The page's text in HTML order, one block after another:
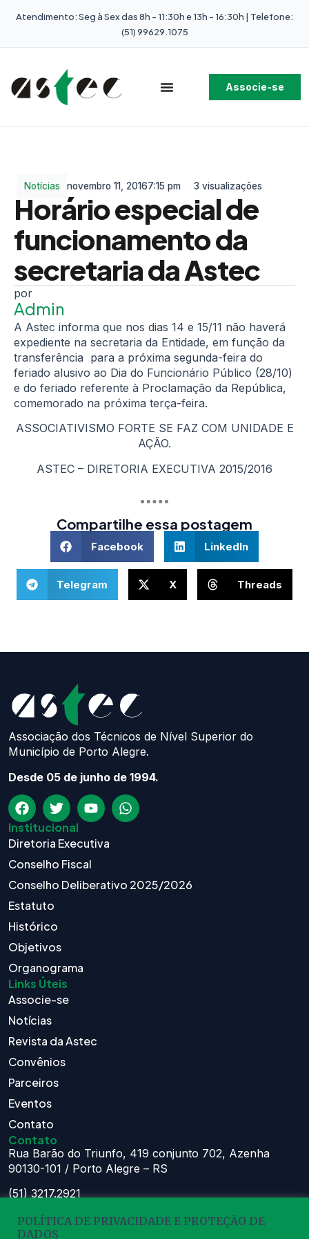
Atendimento: Seg à Sex das 8h - 11:30h e 13h - 16:30h | Telefone:
(51) 99629.1075
Associe-se
Notícias novembro 11, 20167:15 pm 3 visualizações
Horário especial de
funcionamento da
secretaria da Astec
Admin
A Astec informa que nos dias 14 e 15/11 não haverá
expediente na secretaria da Entidade, em função da
transferência para a próxima segunda-feira do
feriado alusivo ao Dia do Funcionário Público (28/10)
e do feriado referente à Proclamação da República,
comemorado na próxima terça-feira.
ASSOCIATIVISMO FORTE SE FAZ COM UNIDADE E
AÇÃO.
ASTEC – DIRETORIA EXECUTIVA 2015/2016
Compartilhe essa postagem
Facebook LinkedIn
Telegram X Threads
Associação dos Técnicos de Nível Superior do
Município de Porto Alegre.
Desde 05 de junho de 1994.
Institucional
Diretoria Executiva
Conselho Fiscal
Conselho Deliberativo 2025/2026
Estatuto
Histórico
Objetivos
Organograma
Links Úteis
Associe-se
Notícias
Revista da Astec
Convênios
Parceiros
Eventos
Contato
Contato
Rua Barão do Triunfo, 419 conjunto 702, Azenha
90130-101 / Porto Alegre – RS
(51) 3217.2921
Atendimento:
POLÍTICA DE PRIVACIDADE E PROTEÇÃO DE
DADOS